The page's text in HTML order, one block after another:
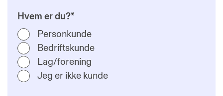
Hvem er du?*
Personkunde
Bedriftskunde
Lag/forening
Jeg er ikke kunde